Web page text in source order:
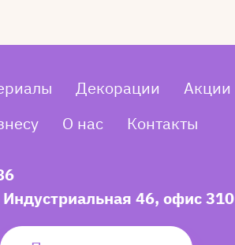
Декорации Акции
О нас Контакты
46, офис 310